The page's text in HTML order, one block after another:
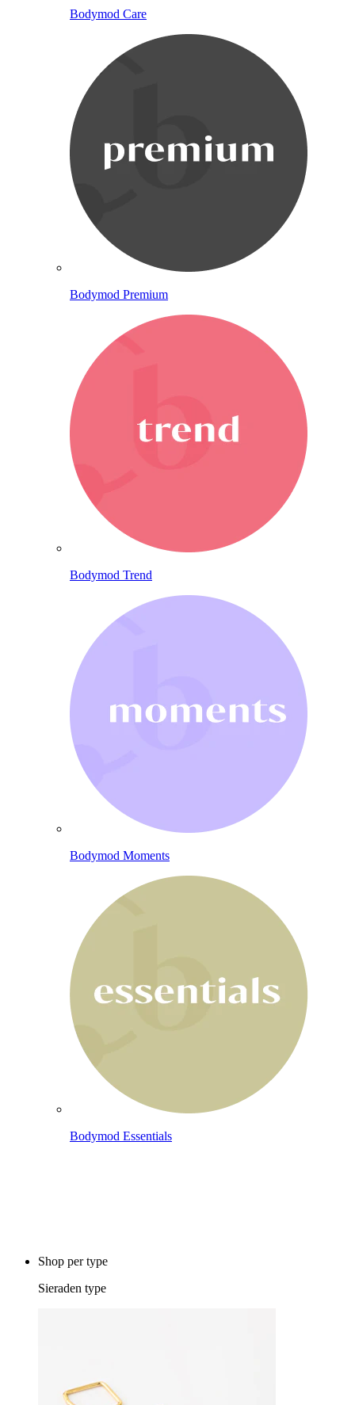
Bodymod Care
Bodymod Premium
Bodymod Trend
Bodymod Moments
Bodymod Essentials
Shop per type
Sieraden type